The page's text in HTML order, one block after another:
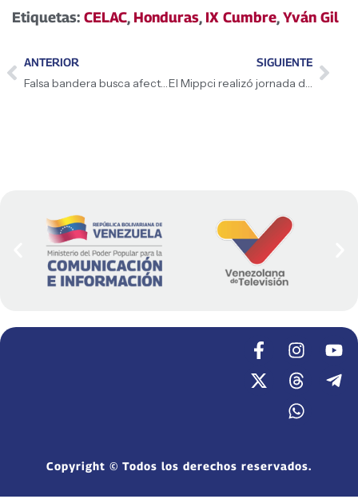
Etiquetas: CELAC, Honduras, IX Cumbre,Yván Gil
ANTERIOR
Falsa bandera busca afectar cumbre CELAC
SIGUIENTE
El Mippci realizó jornada de PNI en Ciudad Bolívar.
Copyright © Todos los derechos reservados.